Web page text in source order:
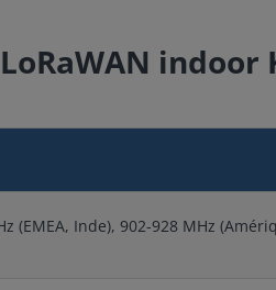
(EMEA, Inde), 902-928 MHz